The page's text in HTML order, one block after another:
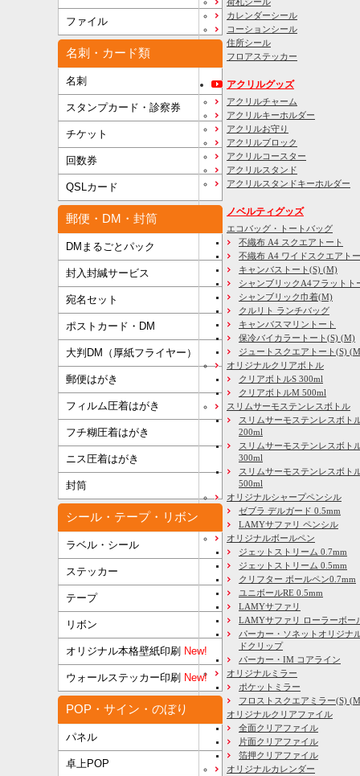
ファイル
名刺・カード類
名刺
スタンプカード・診察券
チケット
回数券
QSLカード
郵便・DM・封筒
DMまるごとパック
封入封緘サービス
宛名セット
ポストカード・DM
大判DM（厚紙フライヤー）
郵便はがき
フィルム圧着はがき
フチ糊圧着はがき
ニス圧着はがき
封筒
シール・テープ・リボン
ラベル・シール
ステッカー
テープ
リボン
オリジナル本格壁紙印刷 New!
ウォールステッカー印刷 New!
POP・サイン・のぼり
パネル
卓上POP
カレンダーシール
コーションシール
住所シール
フロアステッカー
アクリルグッズ
アクリルチャーム
アクリルキーホルダー
アクリルお守り
アクリルブロック
アクリルコースター
アクリルスタンド
アクリルスタンドキーホルダー
ノベルティグッズ
エコバッグ・トートバッグ
不織布 A4 スクエアトート
不織布 A4 ワイドスクエアト
キャンバストート(S) (M)
シャンブリックA4フラットト
シャンブリック巾着(M)
クルリト ランチバッグ
キャンバスマリントート
保冷バイカラートート(S) (M)
ジュートスクエアトート(S)
オリジナルクリアボトル
クリアボトルS 300ml
クリアボトルM 500ml
スリムサーモステンレスボトル
スリムサーモステンレスボト
200ml
スリムサーモステンレスボト
300ml
スリムサーモステンレスボト
500ml
オリジナルシャープペンシル
ゼブラ デルガード 0.5mm
LAMYサファリ ペンシル
オリジナルボールペン
ジェットストリーム 0.7mm
ジェットストリーム 0.5mm
クリフター ボールペン0.7mm
ユニボールRE 0.5mm
LAMYサファリ
LAMYサファリ ローラーボー
パーカー・ソネットオリジナ
ドクリップ
パーカー・IM コアライン
オリジナルミラー
ポケットミラー
フロストスクエアミラー(S)
オリジナルクリアファイル
全面クリアファイル
片面クリアファイル
箔押クリアファイル
オリジナルカレンダー